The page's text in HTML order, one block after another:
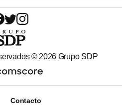
©2026 Grupo SDP
Contacto